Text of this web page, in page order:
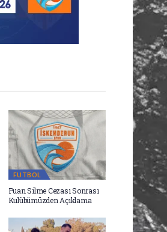
FUTBOL
Puan Silme Cezası Sonrası
Kulübümüzden Açıklama